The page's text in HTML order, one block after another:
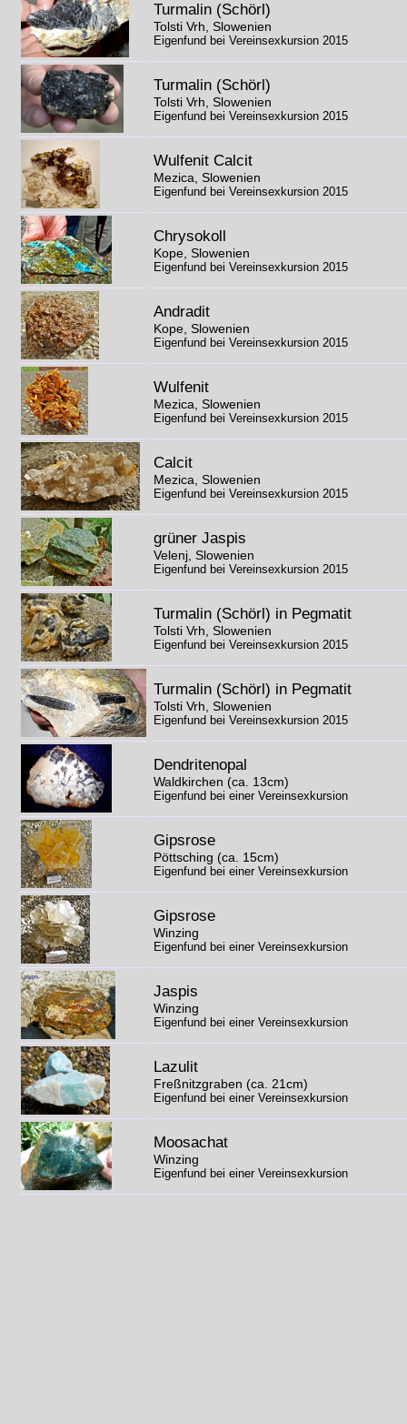
Turmalin (Schörl)
Tolsti Vrh, Slowenien
Eigenfund bei Vereinsexkursion 2015
Turmalin (Schörl)
Tolsti Vrh, Slowenien
Eigenfund bei Vereinsexkursion 2015
Wulfenit Calcit
Mezica, Slowenien
Eigenfund bei Vereinsexkursion 2015
Chrysokoll
Kope, Slowenien
Eigenfund bei Vereinsexkursion 2015
Andradit
Kope, Slowenien
Eigenfund bei Vereinsexkursion 2015
Wulfenit
Mezica, Slowenien
Eigenfund bei Vereinsexkursion 2015
Calcit
Mezica, Slowenien
Eigenfund bei Vereinsexkursion 2015
grüner Jaspis
Velenj, Slowenien
Eigenfund bei Vereinsexkursion 2015
Turmalin (Schörl) in Pegmatit
Tolsti Vrh, Slowenien
Eigenfund bei Vereinsexkursion 2015
Turmalin (Schörl) in Pegmatit
Tolsti Vrh, Slowenien
Eigenfund bei Vereinsexkursion 2015
Dendritenopal
Waldkirchen (ca. 13cm)
Eigenfund bei einer Vereinsexkursion
Gipsrose
Pöttsching (ca. 15cm)
Eigenfund bei einer Vereinsexkursion
Gipsrose
Winzing
Eigenfund bei einer Vereinsexkursion
Jaspis
Winzing
Eigenfund bei einer Vereinsexkursion
Lazulit
Freßnitzgraben (ca. 21cm)
Eigenfund bei einer Vereinsexkursion
Moosachat
Winzing
Eigenfund bei einer Vereinsexkursion